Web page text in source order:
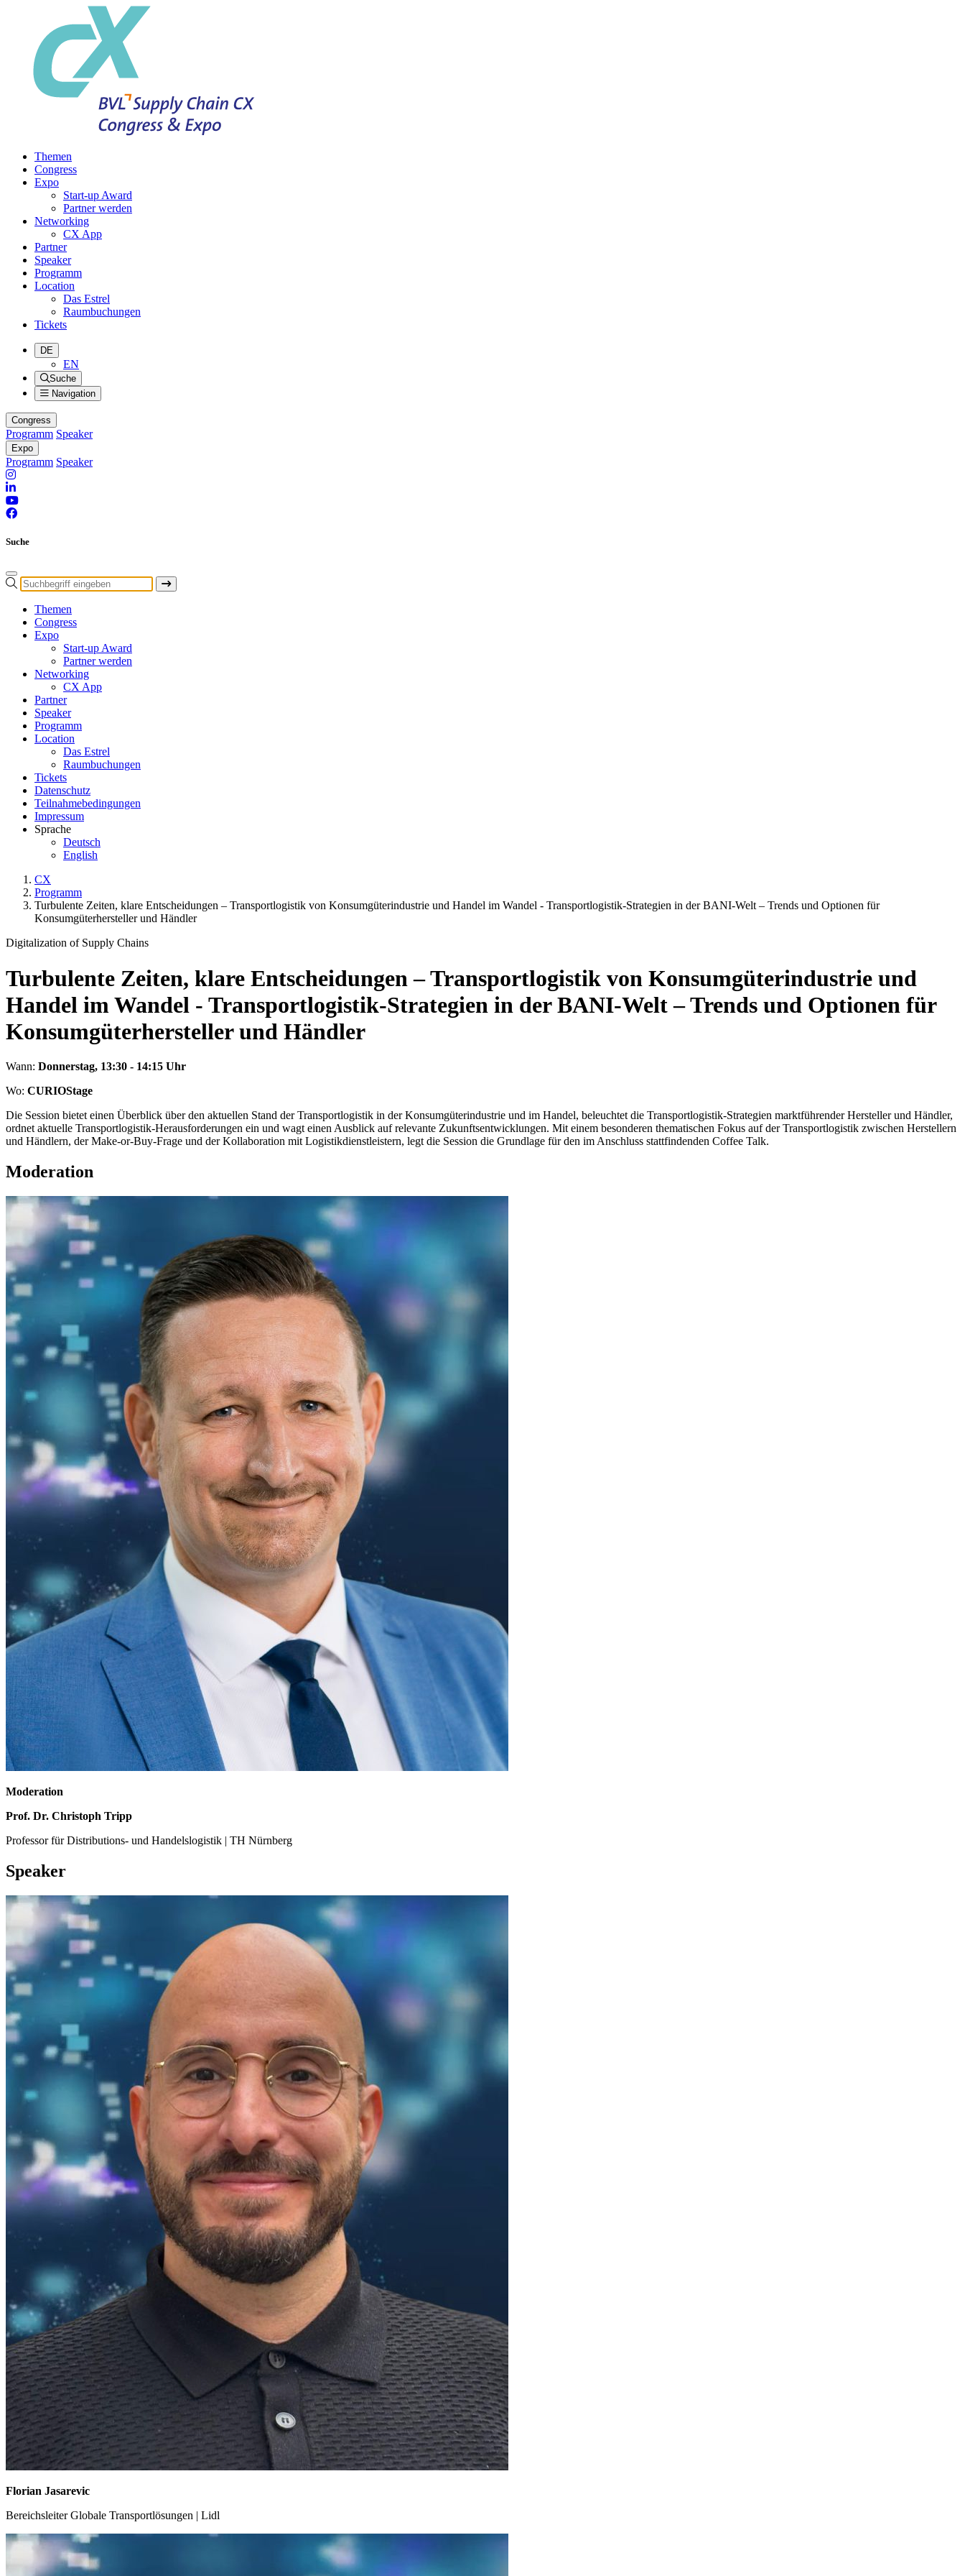
Themen
Congress
Expo
Start-up Award
Partner werden
Networking
CX App
Partner
Speaker
Programm
Location
Das Estrel
Raumbuchungen
Tickets
DE
EN
Suche
Navigation
Congress
Programm Speaker
Expo
Programm Speaker
Suche
Themen
Congress
Expo
Start-up Award
Partner werden
Networking
CX App
Partner
Speaker
Programm
Location
Das Estrel
Raumbuchungen
Tickets
Datenschutz
Teilnahmebedingungen
Impressum
Sprache
Deutsch
English
CX
Programm
Turbulente Zeiten, klare Entscheidungen – Transportlogistik von Konsumgüterindustrie und Handel im Wandel - Transportlogistik-Strategien in der BANI-Welt – Trends und Optionen für
Konsumgüterhersteller und Händler
Digitalization of Supply Chains
Turbulente Zeiten, klare Entscheidungen – Transportlogistik von Konsumgüterindustrie und
Handel im Wandel - Transportlogistik-Strategien in der BANI-Welt – Trends und Optionen für
Konsumgüterhersteller und Händler
Wann: Donnerstag, 13:30 - 14:15 Uhr
Wo: CURIOStage
Die Session bietet einen Überblick über den aktuellen Stand der Transportlogistik in der Konsumgüterindustrie und im Handel, beleuchtet die Transportlogistik-Strategien marktführender Hersteller und Händler,
ordnet aktuelle Transportlogistik-Herausforderungen ein und wagt einen Ausblick auf relevante Zukunftsentwicklungen. Mit einem besonderen thematischen Fokus auf der Transportlogistik zwischen Herstellern
und Händlern, der Make-or-Buy-Frage und der Kollaboration mit Logistikdienstleistern, legt die Session die Grundlage für den im Anschluss stattfindenden Coffee Talk.
Moderation
Moderation
Prof. Dr. Christoph Tripp
Professor für Distributions- und Handelslogistik | TH Nürnberg
Speaker
Florian Jasarevic
Bereichsleiter Globale Transportlösungen | Lidl